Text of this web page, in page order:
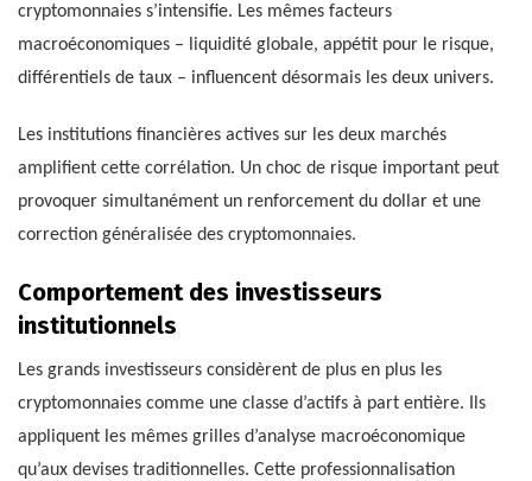
cryptomonnaies s’intensifie. Les mêmes facteurs
macroéconomiques – liquidité globale, appétit pour le risque,
différentiels de taux – influencent désormais les deux univers.
Les institutions financières actives sur les deux marchés
amplifient cette corrélation. Un choc de risque important peut
provoquer simultanément un renforcement du dollar et une
correction généralisée des cryptomonnaies.
Comportement des investisseurs
institutionnels
Les grands investisseurs considèrent de plus en plus les
cryptomonnaies comme une classe d’actifs à part entière. Ils
appliquent les mêmes grilles d’analyse macroéconomique
qu’aux devises traditionnelles. Cette professionnalisation